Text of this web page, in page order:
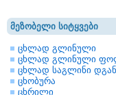
მეზობელი სიტყვები
ცხლად გლინული
ცხლად გლინული
ცხლად საგლინი
ცხობურა
ცხრილი